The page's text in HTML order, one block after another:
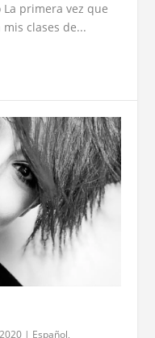
primera vez que
clases de...
| Español,